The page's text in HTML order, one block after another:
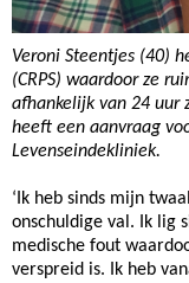
Veroni Steentjes (40)
(CRPS) waardoor ze
afhankelijk van 24 uur
heeft een aanvraag
Levenseindekliniek.
‘Ik heb sinds mijn
onschuldige val. Ik lig
medische fout
verspreid is. Ik heb